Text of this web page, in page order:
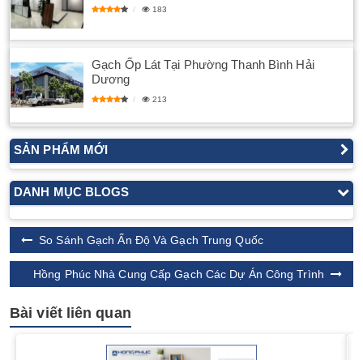
183
Gạch Ốp Lát Tại Phường Thanh Bình Hải
Dương
213
SẢN PHẨM MỚI
DANH MỤC BLOGS
So Sánh Gạch Ấn Độ Và Gạch Trung Quốc
Hồng Phúc Nhà Cung Cấp Gạch Các Dự Án Công Trình
Bài viết liên quan